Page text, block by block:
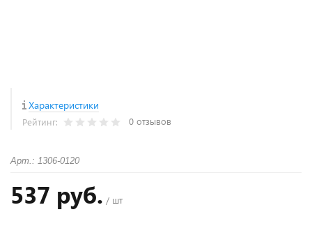
Характеристики
Рейтинг: 0 отзывов
Арт.: 1306-0120
537 руб. / шт